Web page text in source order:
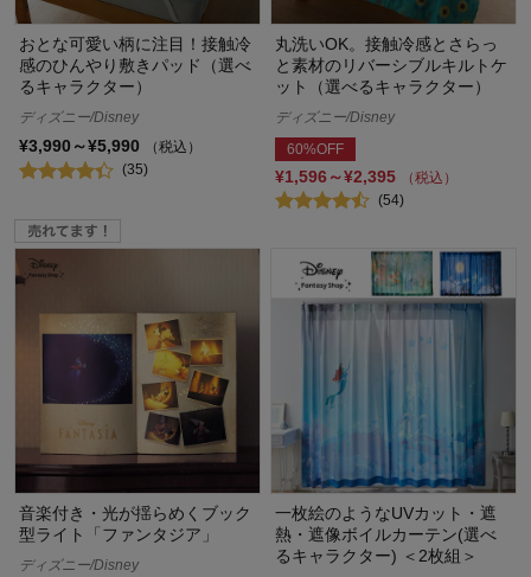
おとな可愛い柄に注目！接触冷
感のひんやり敷きパッド（選べ
るキャラクター）
ディズニー/Disney
¥3,990～¥5,990
（税込）
(35)
丸洗いOK。接触冷感とさらっ
と素材のリバーシブルキルトケ
ット（選べるキャラクター）
ディズニー/Disney
60%OFF
¥1,596～¥2,395
（税込）
(54)
音楽付き・光が揺らめくブック
型ライト「ファンタジア」
ディズニー/Disney
一枚絵のようなUVカット・遮
熱・遮像ボイルカーテン(選べ
るキャラクター) ＜2枚組＞